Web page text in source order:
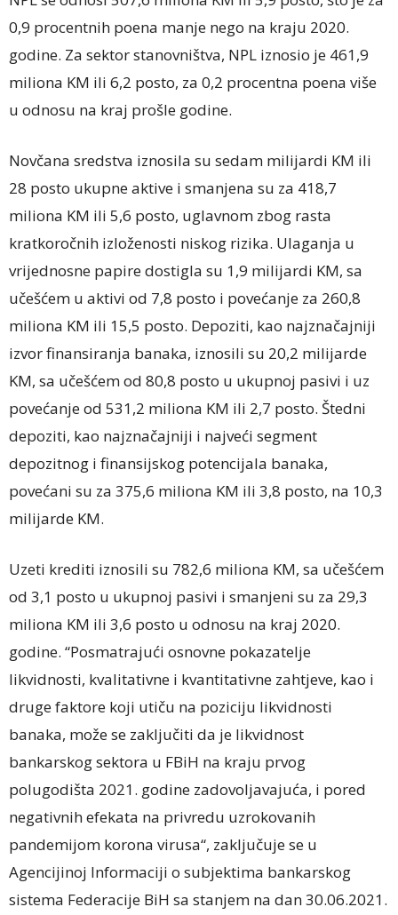
0,9 procentnih poena manje nego na kraju 2020.
godine. Za sektor stanovništva, NPL iznosio je 461,9
miliona KM ili 6,2 posto, za 0,2 procentna poena više
u odnosu na kraj prošle godine.
Novčana sredstva iznosila su sedam milijardi KM ili
28 posto ukupne aktive i smanjena su za 418,7
miliona KM ili 5,6 posto, uglavnom zbog rasta
kratkoročnih izloženosti niskog rizika. Ulaganja u
vrijednosne papire dostigla su 1,9 milijardi KM, sa
učešćem u aktivi od 7,8 posto i povećanje za 260,8
miliona KM ili 15,5 posto. Depoziti, kao najznačajniji
izvor finansiranja banaka, iznosili su 20,2 milijarde
KM, sa učešćem od 80,8 posto u ukupnoj pasivi i uz
povećanje od 531,2 miliona KM ili 2,7 posto. Štedni
depoziti, kao najznačajniji i najveći segment
depozitnog i finansijskog potencijala banaka,
povećani su za 375,6 miliona KM ili 3,8 posto, na 10,3
milijarde KM.
Uzeti krediti iznosili su 782,6 miliona KM, sa učešćem
od 3,1 posto u ukupnoj pasivi i smanjeni su za 29,3
miliona KM ili 3,6 posto u odnosu na kraj 2020.
godine. “Posmatrajući osnovne pokazatelje
likvidnosti, kvalitativne i kvantitativne zahtjeve, kao i
druge faktore koji utiču na poziciju likvidnosti
banaka, može se zaključiti da je likvidnost
bankarskog sektora u FBiH na kraju prvog
polugodišta 2021. godine zadovoljavajuća, i pored
negativnih efekata na privredu uzrokovanih
pandemijom korona virusa“, zaključuje se u
Agencijinoj Informaciji o subjektima bankarskog
sistema Federacije BiH sa stanjem na dan 30.06.2021.